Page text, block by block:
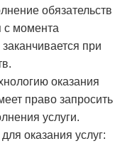
обязательств
с момента
при
оказания
право запросить
услуги.
оказания услуг: